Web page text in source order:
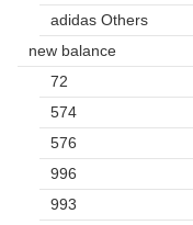
adidas Others
new balance
72
574
576
996
993